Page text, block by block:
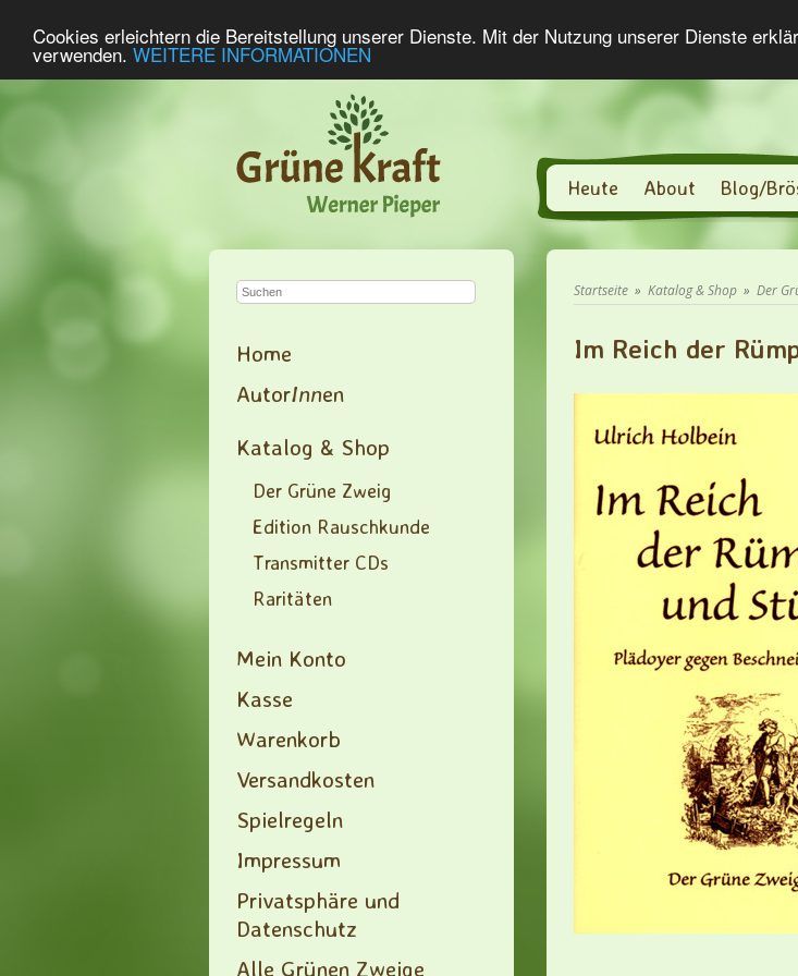
Cookies erleichtern die Bereitstellung unserer Dienste. Mit der Nutzung unserer Dienste
verwenden. WEITERE INFORMATIONEN
Heute About Blog/
Home
AutorInnen
Katalog & Shop
Der Grüne Zweig
Edition Rauschkunde
Transmitter CDs
Raritäten
Mein Konto
Kasse
Warenkorb
Versandkosten
Spielregeln
Impressum
Privatsphäre und
Datenschutz
Alle Grünen Zweige
Startseite » Katalog & Shop » Der
Im Reich der